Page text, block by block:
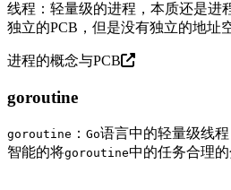
线程：轻量级的进程，本质还是进
独立的PCB，但是没有独立的地址
进程的概念与PCB
goroutine
goroutine ： Go语言中的轻量级线
智能的将goroutine中的任务合理的